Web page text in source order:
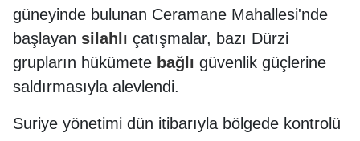
güneyinde bulunan Ceramane Mahallesi'nde
başlayan silahlı çatışmalar, bazı Dürzi
grupların hükümete bağlı güvenlik güçlerine
saldırmasıyla alevlendi.
Suriye yönetimi dün itibarıyla bölgede kontrolü